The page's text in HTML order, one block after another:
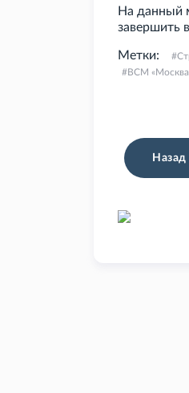
На данный
завершить
Метки:
ВСМ